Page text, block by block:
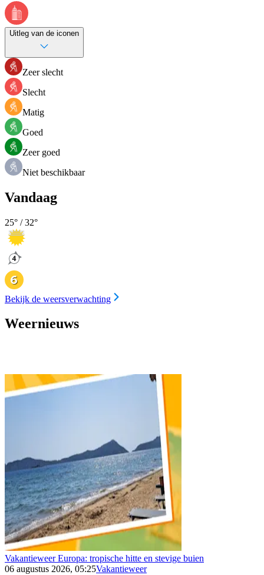
Uitleg van de iconen
Zeer slecht
Slecht
Matig
Goed
Zeer goed
Niet beschikbaar
Vandaag
25° /32°
Bekijk de weersverwachting
Weernieuws
Vakantieweer Europa: tropische hitte en stevige buien
06 augustus 2026, 05:25Vakantieweer